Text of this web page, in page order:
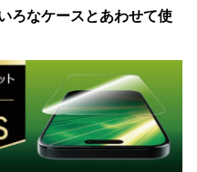
ろなケースとあわせて使